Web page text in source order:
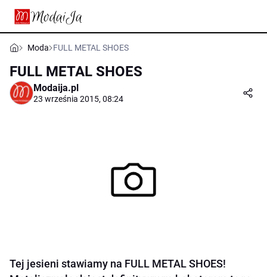
Moda FULL METAL SHOES
FULL METAL SHOES
Modaija.pl
23 września 2015, 08:24
Tej jesieni stawiamy na FULL METAL SHOES!